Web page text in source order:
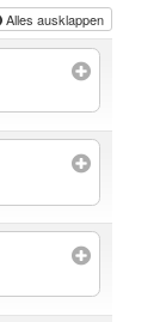
Alles ausklappen